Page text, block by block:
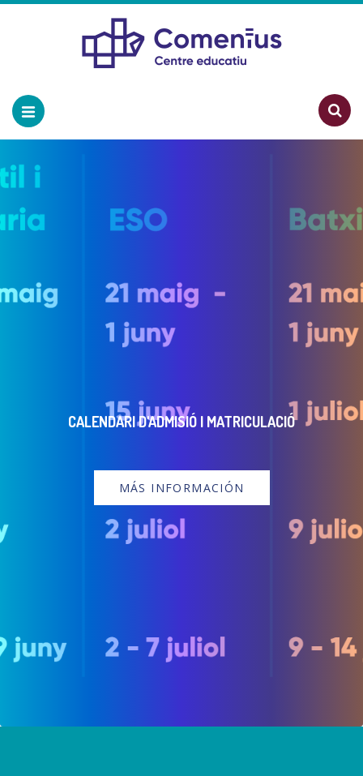
CALENDARI D'ADMISIÓ I MATRICULACIÓ
MÁS INFORMACIÓN